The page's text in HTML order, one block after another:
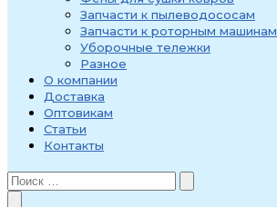
Запчасти к пылеводососам
Запчасти к роторным машинам
Уборочные тележки
Разное
О компании
Доставка
Оптовикам
Статьи
Контакты